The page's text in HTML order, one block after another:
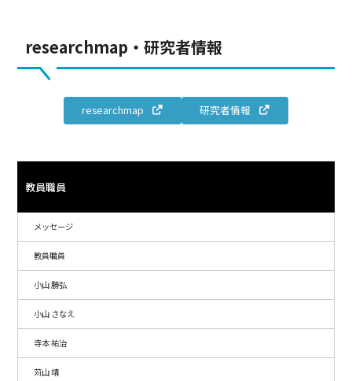
researchmap・研究者情報
researchmap 研究者情報
教員職員
メッセージ
教員職員
小山 勝弘
小山 さなえ
寺本 祐治
苅山 靖